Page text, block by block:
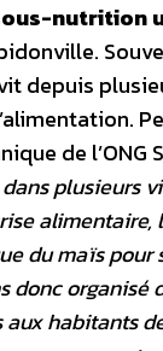
nutrition
depuis
de l’ONG
plusieurs
ali­mentaire,
du maïs pour
donc orga­nisé
aux habitants